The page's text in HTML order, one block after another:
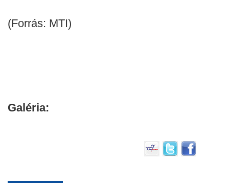
(Forrás: MTI)
Galéria: